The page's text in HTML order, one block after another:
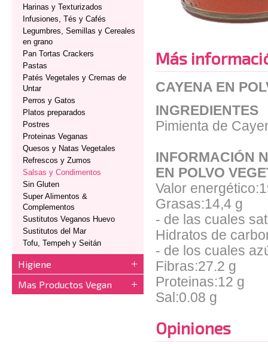
Harinas y Texturizados
Infusiones, Tés y Cafés
Legumbres, Semillas y Cereales
en grano
Pan Tortas Crackers
Pastas
Patés Vegetales y Cremas de
Untar
Perros y Gatos
Platos preparados
Postres
Proteinas Veganas
Quesos y Natas Vegetales
Refrescos y Zumos
Salsas y Condimentos
Sin Gluten
Super Alimentos &
Complementos
Sustitutos Veganos Huevo
Sustitutos del Mar
Tofu, Tempeh y Seitán
Higiene
Mas Productos Vegan
Más
CAYENA EN
INGREDIENTES
Pimienta de
INFORMACIÓN
EN POLVO
Valor
Grasas:14,4 g
- de las cuales
Hidratos de
- de los cuales
Fibras:27.2 g
Proteinas:12 g
Sal:0.08 g
Opiniones